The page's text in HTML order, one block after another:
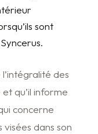
sont
des
qu’il informe
concerne
dans son